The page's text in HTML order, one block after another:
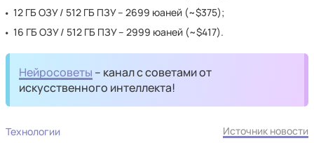
12 ГБ ОЗУ / 512 ГБ ПЗУ – 2699 юаней (~$375);
16 ГБ ОЗУ / 512 ГБ ПЗУ – 2999 юаней (~$417).
Нейросоветы – канал с советами от
искусственного интеллекта!
Технологии Источник новости